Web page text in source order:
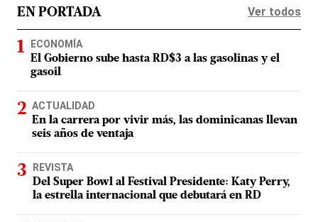
EN PORTADA Ver todos
ECONOMÍA
El Gobierno sube hasta RD$3 a las gasolinas y el
gasoil
ACTUALIDAD
En la carrera por vivir más, las dominicanas llevan
seis años de ventaja
REVISTA
Del Super Bowl al Festival Presidente: Katy Perry,
la estrella internacional que debutará en RD